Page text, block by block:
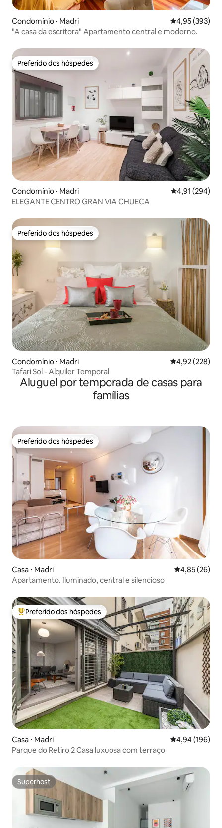
Condomínio ⋅ Madri 4,95 de uma
4,95 (393)
"A casa da escritora" Apartamento central e moderno.
Preferido dos hóspedes
Preferido dos hóspedes
Condomínio ⋅ Madri 4,91 de uma
4,91 (294)
ELEGANTE CENTRO GRAN VIA CHUECA
Preferido dos hóspedes
Preferido dos hóspedes
Condomínio ⋅ Madri 4,92 de uma
4,92 (228)
Tafari Sol - Alquiler Temporal
Aluguel por temporada de casas para
famílias
Preferido dos hóspedes
Preferido dos hóspedes
Casa ⋅ Madri 4,85 de uma
4,85 (26)
Apartamento. Iluminado, central e silencioso
Entre os melhores preferidos dos hóspedes
Preferido dos hóspedes
Casa ⋅ Madri 4,94 de uma
4,94 (196)
Parque do Retiro 2 Casa luxuosa com terraço
Superhost
Superhost